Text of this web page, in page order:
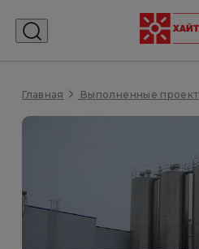
Главная Выполненные проекты